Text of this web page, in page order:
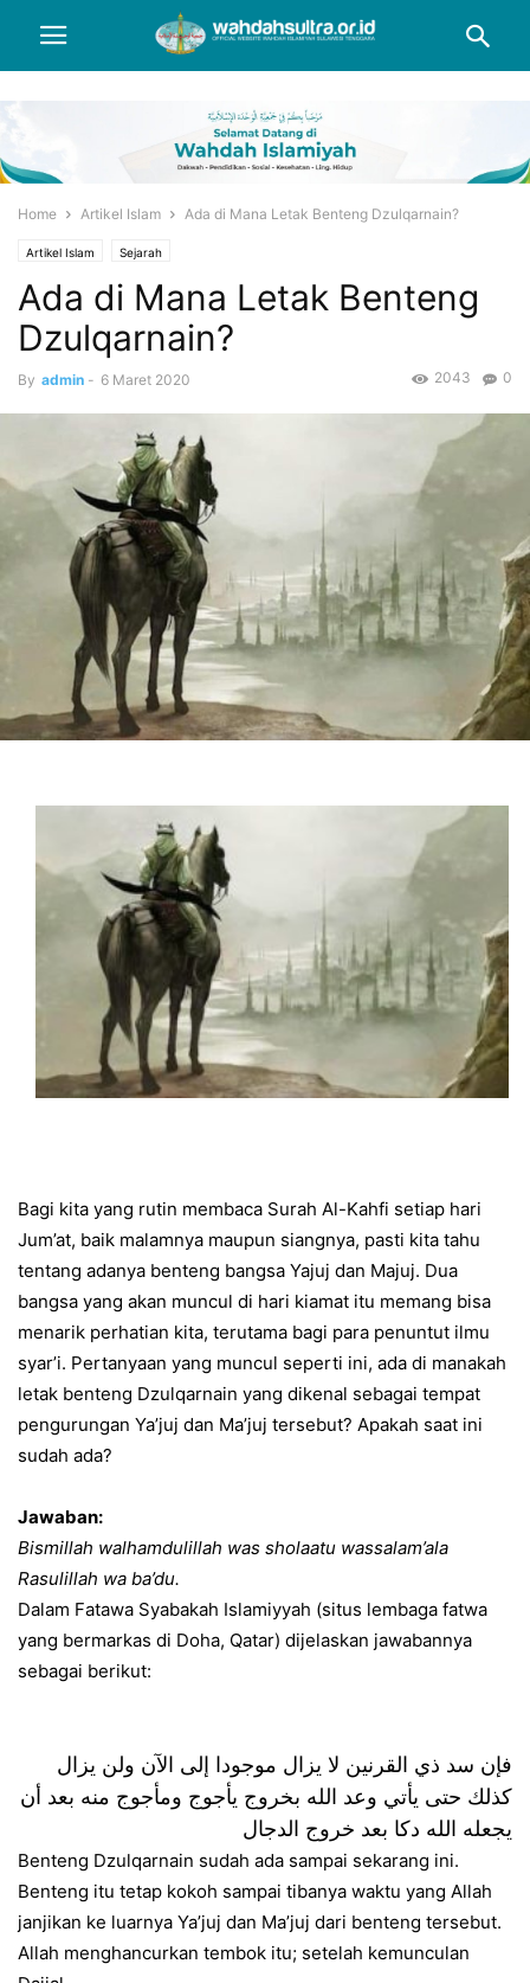
Home Artikel Islam Ada di Mana Letak Benteng Dzulqarnain?
Artikel Islam Sejarah
Ada di Mana Letak Benteng
Dzulqarnain?
By admin - 6 Maret 2020 0
2043
Bagi kita yang rutin membaca Surah Al-Kahfi setiap hari
Jum’at, baik malamnya maupun siangnya, pasti kita tahu
tentang adanya benteng bangsa Yajuj dan Majuj. Dua
bangsa yang akan muncul di hari kiamat itu memang bisa
menarik perhatian kita, terutama bagi para penuntut ilmu
syar’i. Pertanyaan yang muncul seperti ini, ada di manakah
letak benteng Dzulqarnain yang dikenal sebagai tempat
pengurungan Ya’juj dan Ma’juj tersebut? Apakah saat ini
sudah ada?
Jawaban:
Bismillah walhamdulillah was sholaatu wassalam’ala
Rasulillah wa ba’du.
Dalam Fatawa Syabakah Islamiyyah (situs lembaga fatwa
yang bermarkas di Doha, Qatar) dijelaskan jawabannya
sebagai berikut:
فإن سد ذي القرنين لا يزال موجودا إلى الآن ولن يزال
كذلك حتى يأتي وعد الله بخروج يأجوج ومأجوج منه بعد أن
يجعله الله دكا بعد خروج الدجال
Benteng Dzulqarnain sudah ada sampai sekarang ini.
Benteng itu tetap kokoh sampai tibanya waktu yang Allah
janjikan ke luarnya Ya’juj dan Ma’juj dari benteng tersebut.
Allah menghancurkan tembok itu; setelah kemunculan